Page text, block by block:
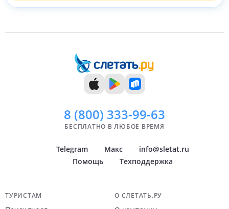
8 (800) 333-99-63
БЕСПЛАТНО В ЛЮБОЕ ВРЕМЯ
Telegram Макс
info@sletat.ru
Помощь
Техподдержка
Навигация по сайту
ТУРИСТАМ О СЛЕТАТЬ.РУ